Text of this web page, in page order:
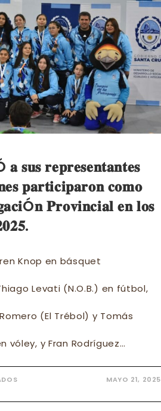
𝐚 𝐬𝐮𝐬 𝐫𝐞𝐩𝐫𝐞𝐬𝐞𝐧𝐭𝐚𝐧𝐭𝐞𝐬
𝐩𝐚𝐫𝐭𝐢𝐜𝐢𝐩𝐚𝐫𝐨𝐧 𝐜𝐨𝐦𝐨
𝐏𝐫𝐨𝐯𝐢𝐧𝐜𝐢𝐚𝐥 𝐞𝐧 𝐥𝐨𝐬
Knop en básquet
Levati (N.O.B.) en fútbol,
(El Trébol) y Tomás
vóley, y Fran Rodríguez…
EN
𝐥𝐥𝐞𝐯Ó
MAYO 21, 2025